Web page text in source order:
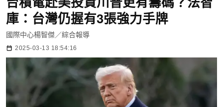
庫：台灣仍握有3張強力手牌
國際中心楊智傑／綜合報導
2025-03-13 18:54:16